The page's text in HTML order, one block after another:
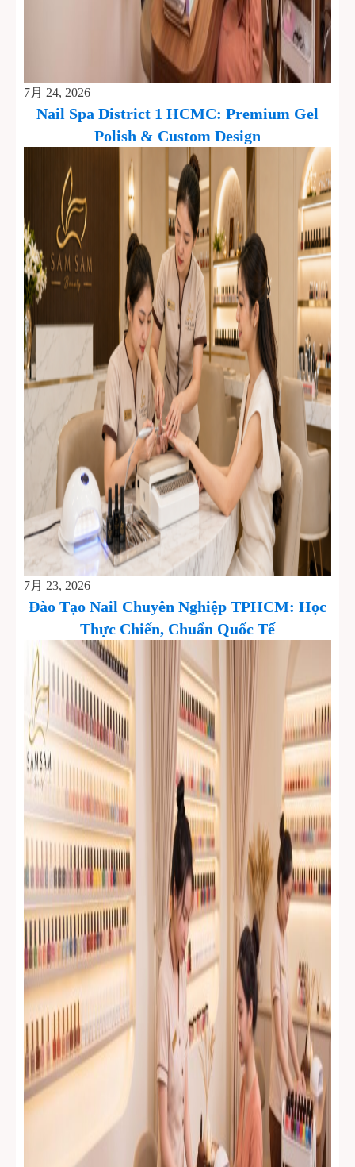
7月 24, 2026
Nail Spa District 1 HCMC: Premium Gel
Polish & Custom Design
7月 23, 2026
Đào Tạo Nail Chuyên Nghiệp TPHCM: Học
Thực Chiến, Chuẩn Quốc Tế